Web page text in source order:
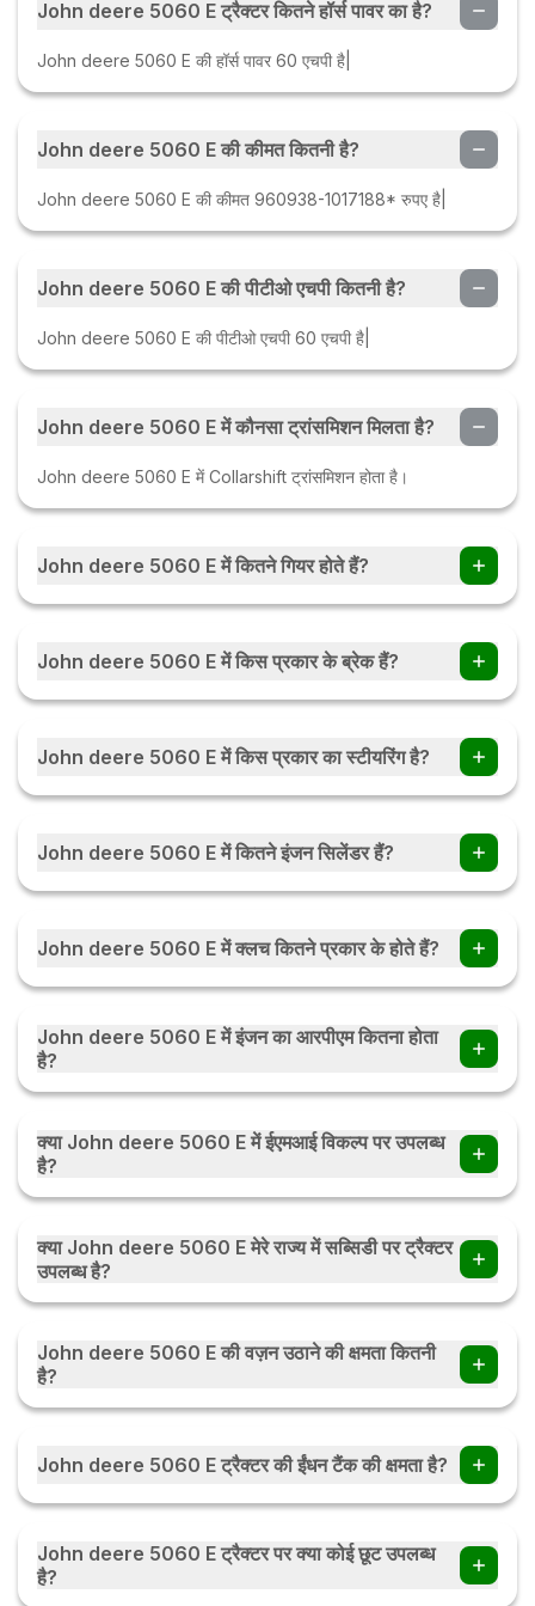
John deere 5060 E ट्रैक्टर कितने हॉर्स पावर का है?
John deere 5060 E की हॉर्स पावर 60 एचपी है|
John deere 5060 E की कीमत कितनी है?
John deere 5060 E की कीमत 960938-1017188* रुपए है|
John deere 5060 E की पीटीओ एचपी कितनी है?
John deere 5060 E की पीटीओ एचपी 60 एचपी है|
John deere 5060 E में कौनसा ट्रांसमिशन मिलता है?
John deere 5060 E में Collarshift ट्रांसमिशन होता है।
John deere 5060 E में कितने गियर होते हैं?
John deere 5060 E ट्रैक्टर में 9 Forward + 3 Reverse गियर हैं।
John deere 5060 E में किस प्रकार के ब्रेक हैं?
John deere 5060 E में Self Adjusting, Self Equalising, Oil
John deere 5060 E में किस प्रकार का स्टीयरिंग है?
John deere 5060 E में Power Steering titable upto 25
John deere 5060 E में कितने इंजन सिलेंडर हैं?
John deere 5060 E में 3 इंजन सिलेंडर हैं।
John deere 5060 E में क्लच कितने प्रकार के होते हैं?
John deere 5060 E में क्लच Dual प्रकार के होते हैं।
John deere 5060 E में इंजन का आरपीएम कितना होता
है?
John deere 5060 E में इंजन का 2400 होता हैं।
क्या John deere 5060 E में ईएमआई विकल्प पर उपलब्ध
है?
हाँ, आप John deere 5060 E ईएमआई विकल्प पर ट्रैक्टर खरीद सकते हैं
. आप मासिक / त्रैमासिक / या मौसमी ईएमआई पर ईएमआई विकल्प की जाँच करें
ईएमआई कैलकुलेटर
क्या John deere 5060 E मेरे राज्य में सब्सिडी पर ट्रैक्टर
उपलब्ध है?
हाँ, ट्रैक्टर सब्सिडी भारत के हर राज्य में उपलब्ध है। सब्सिडी की राशि राज्य
सरकार के नियमों के अनुसार राज्य दर राज्य बदल सकती है। ट्रैक्टर सब्सिडी के
बारे में अधिक जानने के लिए आप देख सकते हैं ट्रैक्टर सब्सिडी
John deere 5060 E की वज़न उठाने की क्षमता कितनी
है?
John deere 5060 E की वज़न उठाने की क्षमता 2000 Kg हैं।
John deere 5060 E ट्रैक्टर की ईंधन टैंक की क्षमता है?
John deere 5060 E ट्रैक्टर की ईंधन टैंक की क्षमता 68 Lit हैं।
John deere 5060 E ट्रैक्टर पर क्या कोई छूट उपलब्ध
है?